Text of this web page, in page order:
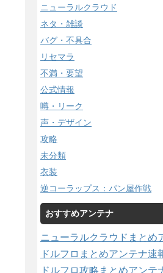
ニューラルクラウド
ネタ・雑談
バグ・不具合
リセマラ
不満・要望
公式情報
噂・リーク
声・デザイン
攻略
未分類
衣装
逆コーラップス：パン屋作戦
おすすめアンテナ
ニューラルクラウドまとめ
ドルフロまとめアンテナ速
ドルフロ攻略まとめアンテ